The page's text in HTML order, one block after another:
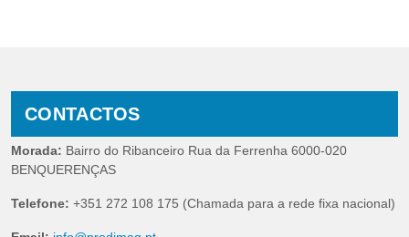
CONTACTOS
Morada: Bairro do Ribanceiro Rua da Ferrenha 6000-020
BENQUERENÇAS
Telefone: +351 272 108 175 (Chamada para a rede fixa nacional)